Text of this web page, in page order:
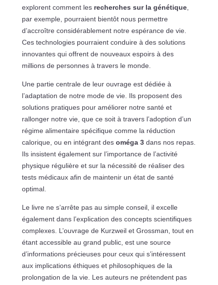
explorent comment les recherches sur la génétique,
par exemple, pourraient bientôt nous permettre
d’accroître considérablement notre espérance de vie.
Ces technologies pourraient conduire à des solutions
innovantes qui offrent de nouveaux espoirs à des
millions de personnes à travers le monde.
Une partie centrale de leur ouvrage est dédiée à
l’adaptation de notre mode de vie. Ils proposent des
solutions pratiques pour améliorer notre santé et
rallonger notre vie, que ce soit à travers l’adoption d’un
régime alimentaire spécifique comme la réduction
calorique, ou en intégrant des oméga 3dans nos repas.
Ils insistent également sur l’importance de l’activité
physique régulière et sur la nécessité de réaliser des
tests médicaux afin de maintenir un état de santé
optimal.
Le livre ne s’arrête pas au simple conseil, il excelle
également dans l’explication des concepts scientifiques
complexes. L’ouvrage de Kurzweil et Grossman, tout en
étant accessible au grand public, est une source
d’informations précieuses pour ceux qui s’intéressent
aux implications éthiques et philosophiques de la
prolongation de la vie. Les auteurs ne prétendent pas